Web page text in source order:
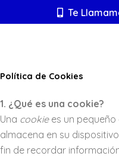
Te
Política de Cookies
1. ¿Qué es una cookie?
Una cookiees un pequeño
almacena en su
fin de recordar